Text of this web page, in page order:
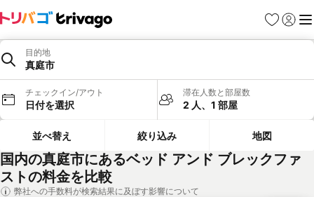
お気に入り
ログイ
メ
目的地
真庭市
チェックイン/アウト
日付を選択
滞在人数と部屋数
2 人、1 部屋
並べ替え 絞り込み 地図
国内の真庭市にあるベッド アンド ブレックファ
ストの料金を比較
弊社への手数料が検索結果に及ぼす影響について